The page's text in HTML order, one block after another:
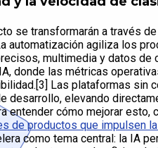
se transformarán a través
automatización agiliza los
multimedia y datos de
donde las métricas
Las plataformas sin
desarrollo, elevando
cómo mejorar esto,
de productos que impulsen
como tema central: la IA